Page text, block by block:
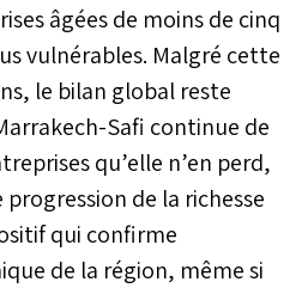
âgées de moins de cinq
vulnérables. Malgré cette
le bilan global reste
Safi continue de
qu’elle n’en perd,
de la richesse
qui confirme
de la région, même si